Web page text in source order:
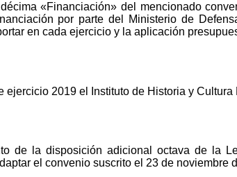
«Financiación» del mencionado
por parte del Ministerio de
en cada ejercicio y la aplicación
ejercicio 2019 el Instituto de Historia y
de la disposición adicional octava de la
el convenio suscrito el 23 de noviembre